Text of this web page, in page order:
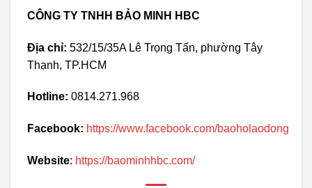
CÔNG TY TNHH BẢO MINH HBC
Địa chỉ: 532/15/35A Lê Trọng Tấn, phường Tây
Thạnh, TP.HCM
Hotline: 0814.271.968
Facebook: https://www.facebook.com/baoholaodong
Website: https://baominhhbc.com/